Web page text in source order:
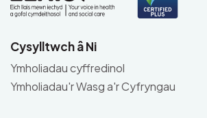
Cysylltwch â Ni
Ymholiadau cyffredinol
Ymholiadau'r Wasg a'r Cyfryngau